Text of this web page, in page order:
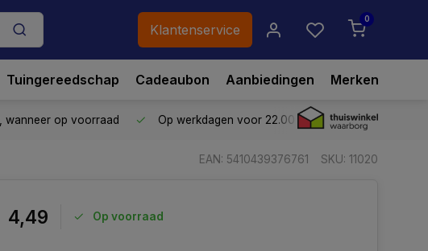
Klantenservice
0
Tuingereedschap Cadeaubon Aanbiedingen Merken
, wanneer op voorraad Op werkdagen voor 22.00 uur besteld,vandaag
EAN: 5410439376761 SKU: 11020
4,49 Op voorraad